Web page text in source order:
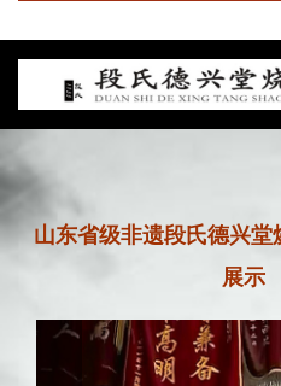
山东省级非遗段氏德兴
展示